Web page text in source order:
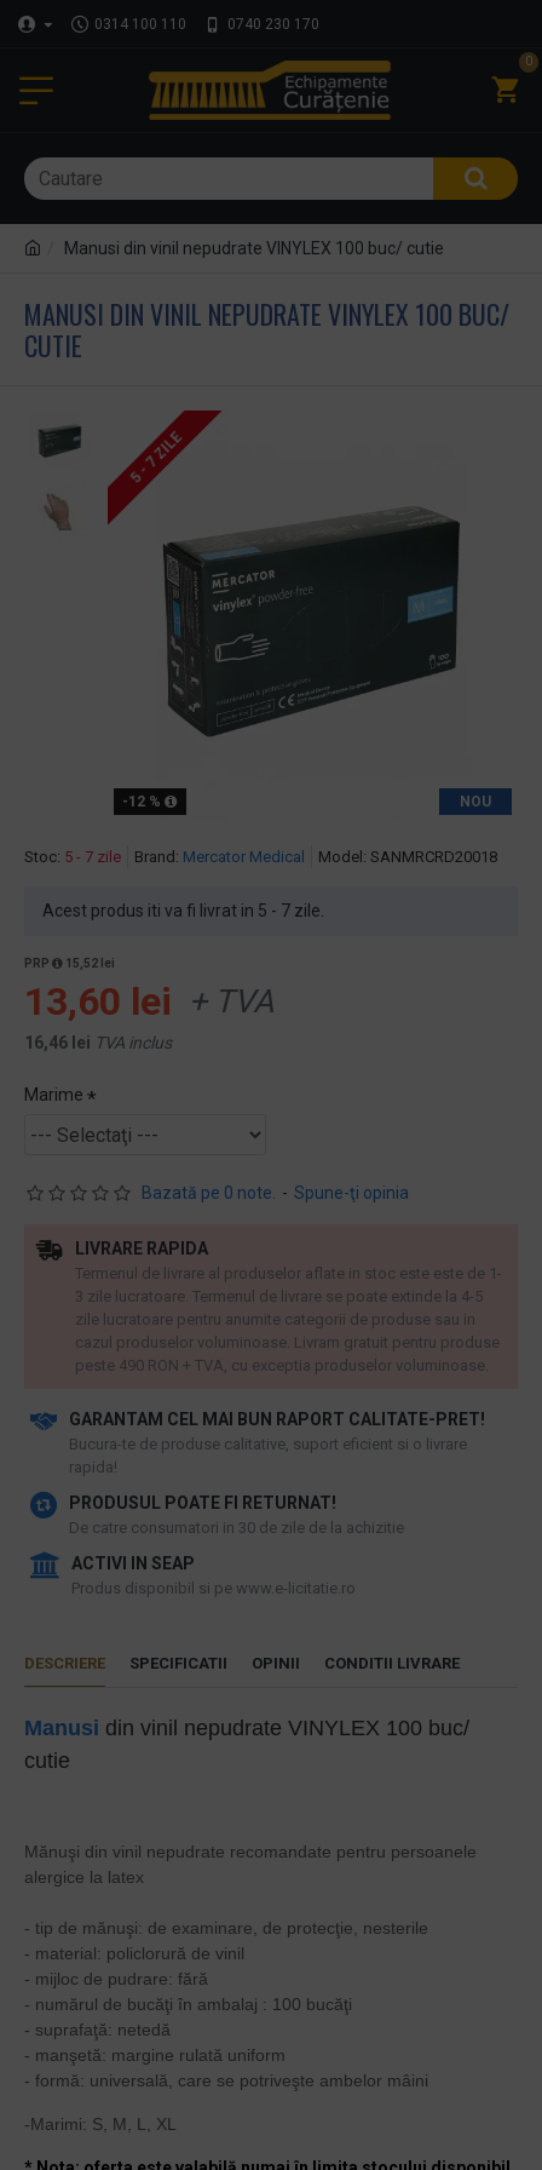
0314 100 110 0740 230 170
0
Manusi din vinil nepudrate VINYLEX 100 buc/ cutie
MANUSI DIN VINIL NEPUDRATE VINYLEX 100 BUC/
CUTIE
NOU
-12 %
5 - 7 ZILE
Stoc: 5 - 7 zile Brand: Mercator Medical Model: SANMRCRD20018
Acest produs iti va fi livrat in 5 - 7 zile.
Bazată pe 0 note. - Spune-ţi opinia
PRP 15,52 lei
13,60 lei + TVA
16,46 lei TVA inclus
Marime
GARANTAM CEL MAI BUN RAPORT CALITATE-PRET!
​Bucura-te de produse calitative, suport eficient si o livrare
rapida!
PRODUSUL POATE FI RETURNAT!
De catre consumatori in 30 de zile de la achizitie
ACTIVI IN SEAP
Produs disponibil si pe www.e-licitatie.ro
LIVRARE RAPIDA
Termenul de livrare al produselor aflate in stoc este este de 1-
3 zile lucratoare. Termenul de livrare se poate extinde la 4-5
zile lucratoare pentru anumite categorii de produse sau in
cazul produselor voluminoase. Livram gratuit pentru produse
peste 490 RON + TVA, cu exceptia produselor voluminoase.
DESCRIERE SPECIFICATII OPINII CONDITII LIVRARE
Manusi din vinil nepudrate VINYLEX 100 buc/
cutie
Mănuşi din vinil nepudrate recomandate pentru persoanele
alergice la latex
- tip de mănuşi: de examinare, de protecţie, nesterile
- material: policlorură de vinil
- mijloc de pudrare: fără
- numărul de bucăţi în ambalaj : 100 bucăţi
- suprafaţă: netedă
- manşetă: margine rulată uniform
- formă: universală, care se potriveşte ambelor mâini
-Marimi: S, M, L, XL